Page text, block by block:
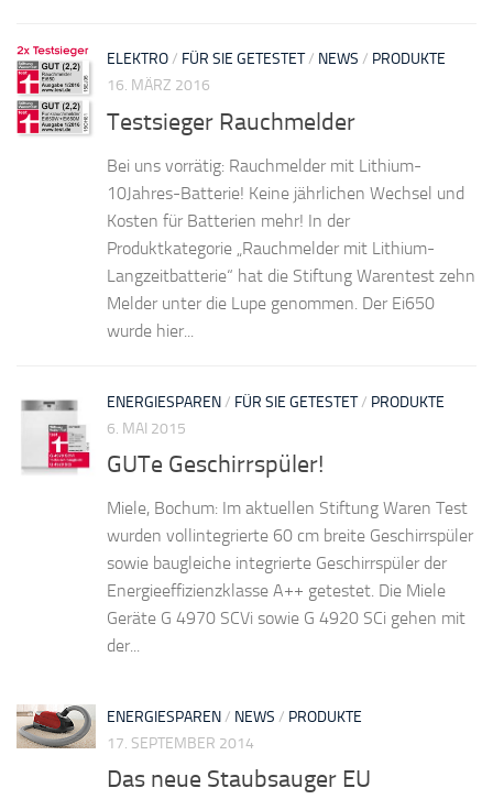
ELEKTRO/ FÜR SIE GETESTET/ NEWS / PRODUKTE
16. MÄRZ 2016
Testsieger Rauchmelder
Bei uns vorrätig: Rauchmelder mit Lithium-
10Jahres-Batterie! Keine jährlichen Wechsel und
Kosten für Batterien mehr! In der
Produktkategorie „Rauchmelder mit Lithium-
Langzeitbatterie“ hat die Stiftung Warentest zehn
Melder unter die Lupe genommen. Der Ei650
wurde hier...
ENERGIESPAREN/ FÜR SIE GETESTET/ PRODUKTE
6. MAI 2015
GUTe Geschirrspüler!
Miele, Bochum: Im aktuellen Stiftung Waren Test
wurden vollintegrierte 60 cm breite Geschirrspüler
sowie baugleiche integrierte Geschirrspüler der
Energieeffizienzklasse A++ getestet. Die Miele
Geräte G 4970 SCVi sowie G 4920 SCi gehen mit
der...
ENERGIESPAREN/ NEWS / PRODUKTE
17. SEPTEMBER 2014
Das neue Staubsauger EU